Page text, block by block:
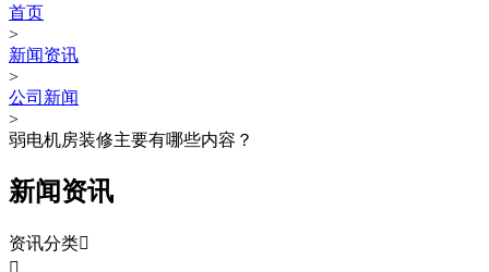
首页
>
新闻资讯
>
公司新闻
>
弱电机房装修主要有哪些内容？
新闻资讯
资讯分类
